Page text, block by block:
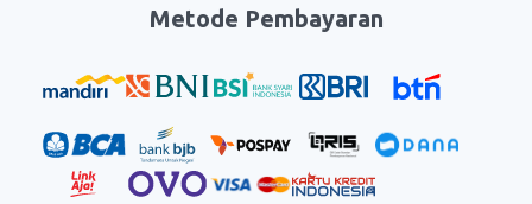
Metode Pembayaran